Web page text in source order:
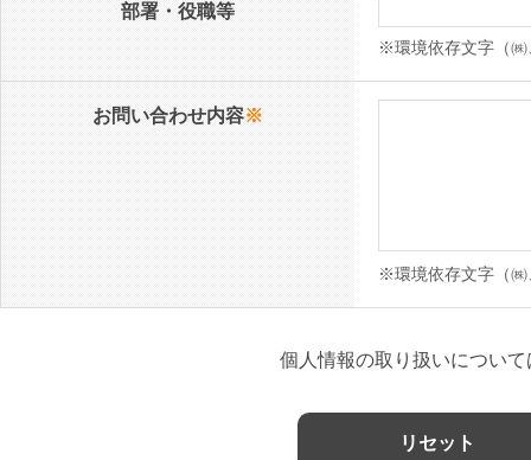
部署・役職等
※環境依存文字（
お問い合わせ内容※
※環境依存文字（
個人情報の取り扱いについて